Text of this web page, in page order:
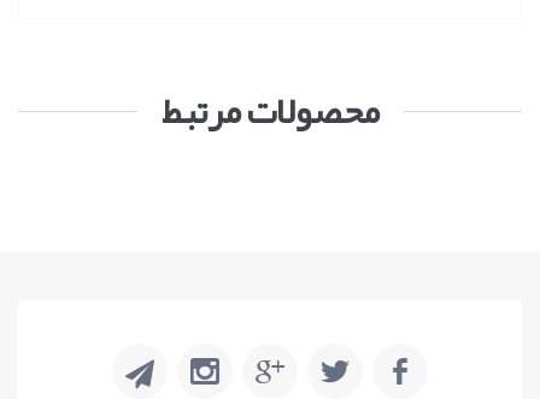
محصولات مرتبط